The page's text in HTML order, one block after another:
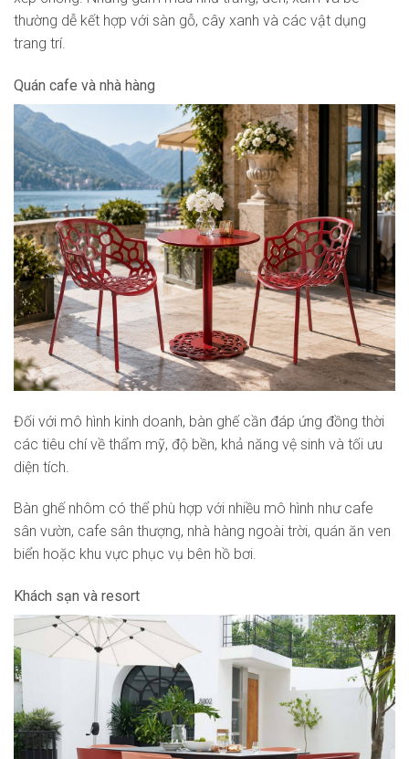
thường dễ kết hợp với sàn gỗ, cây xanh và các vật dụng
trang trí.
Quán cafe và nhà hàng
Đối với mô hình kinh doanh, bàn ghế cần đáp ứng đồng thời
các tiêu chí về thẩm mỹ, độ bền, khả năng vệ sinh và tối ưu
diện tích.
Bàn ghế nhôm có thể phù hợp với nhiều mô hình như cafe
sân vườn, cafe sân thượng, nhà hàng ngoài trời, quán ăn ven
biển hoặc khu vực phục vụ bên hồ bơi.
Khách sạn và resort